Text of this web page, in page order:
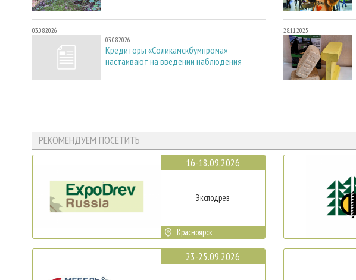
03.08.2026
03.08.2026
Кредиторы «Соликамскбумпрома»
настаивают на введении наблюдения
28.11.2025
РЕКОМЕНДУЕМ ПОСЕТИТЬ
16-18.09.2026
Эксподрев
Красноярск
23-25.09.2026